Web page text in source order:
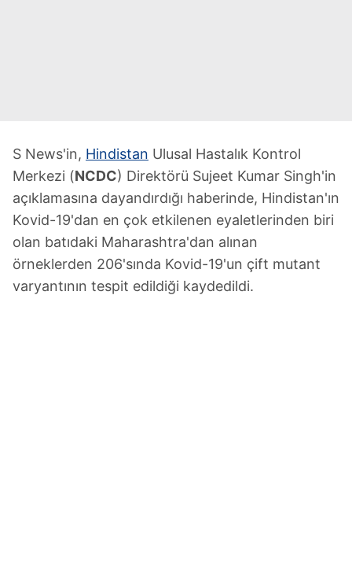
S News'in, Hindistan Ulusal Hastalık Kontrol
Merkezi (NCDC) Direktörü Sujeet Kumar Singh'in
açıklamasına dayandırdığı haberinde, Hindistan'ın
Kovid-19'dan en çok etkilenen eyaletlerinden biri
olan batıdaki Maharashtra'dan alınan
örneklerden 206'sında Kovid-19'un çift mutant
varyantının tespit edildiği kaydedildi.